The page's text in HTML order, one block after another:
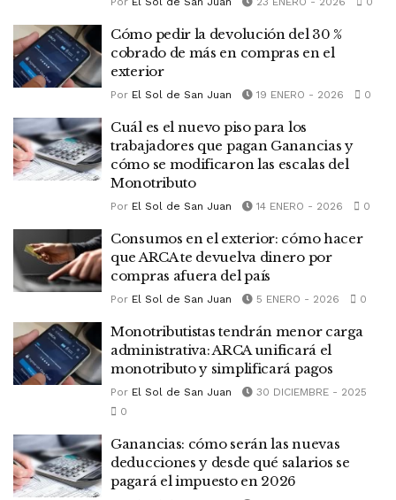
Cómo pedir la devolución del 30 %
cobrado de más en compras en el
exterior
Por El Sol de San Juan 19 ENERO - 2026 0
Cuál es el nuevo piso para los
trabajadores que pagan Ganancias y
cómo se modificaron las escalas del
Monotributo
Por El Sol de San Juan 14 ENERO - 2026 0
Consumos en el exterior: cómo hacer
que ARCA te devuelva dinero por
compras afuera del país
Por El Sol de San Juan 5 ENERO - 2026 0
Monotributistas tendrán menor carga
administrativa: ARCA unificará el
monotributo y simplificará pagos
Por El Sol de San Juan
30 DICIEMBRE - 2025
0
Ganancias: cómo serán las nuevas
deducciones y desde qué salarios se
pagará el impuesto en 2026